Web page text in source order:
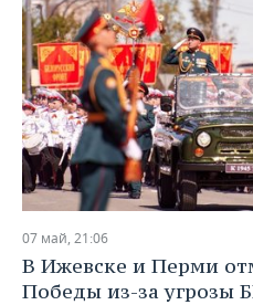
07 май, 21:06
В Ижевске и Перми
Победы из-за угрозы